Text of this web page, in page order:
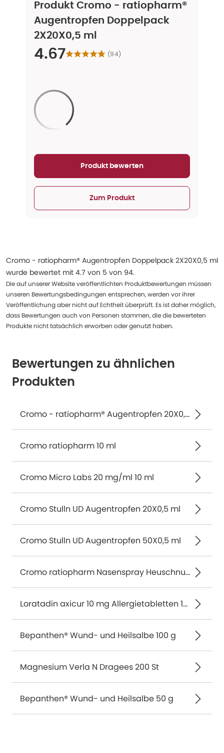
Produkt Cromo - ratiopharm®
Augentropfen Doppelpack
2X20X0,5 ml
4.67 (94)
Aktualisieren...
Produkt bewerten
Zum Produkt
Cromo - ratiopharm® Augentropfen Doppelpack 2X20X0,5 ml
wurde bewertet mit 4.7 von 5 von 94.
Die auf unserer Website veröffentlichten Produktbewertungen müssen
unseren Bewertungsbedingungen entsprechen, werden vor ihrer
Veröffentlichung aber nicht auf Echtheit überprüft. Es ist daher möglich,
dass Bewertungen auch von Personen stammen, die die bewerteten
Produkte nicht tatsächlich erworben oder genutzt haben.
Bewertungen zu ähnlichen
Produkten
Cromo - ratiopharm® Augentropfen 20X0,5 ml
Cromo ratiopharm 10 ml
Cromo Micro Labs 20 mg/ml 10 ml
Cromo Stulln UD Augentropfen 20X0,5 ml
Cromo Stulln UD Augentropfen 50X0,5 ml
Cromo ratiopharm Nasenspray Heuschnupfen 15 ml
Loratadin axicur 10 mg Allergietabletten 100 St
Bepanthen® Wund- und Heilsalbe 100 g
Magnesium Verla N Dragees 200 St
Bepanthen® Wund- und Heilsalbe 50 g